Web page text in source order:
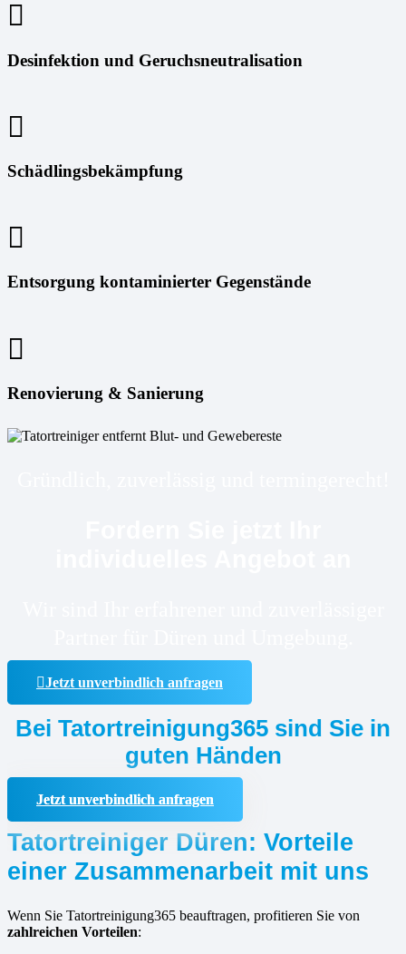
Desinfektion und Geruchsneutralisation
Schädlingsbekämpfung
Entsorgung kontaminierter Gegenstände
Renovierung & Sanierung
Jetzt unverbindlich anfragen
Bei Tatortreinigung365 sind Sie in
guten Händen
Jetzt unverbindlich anfragen
Tatortreiniger Düren: Vorteile
einer Zusammenarbeit mit uns
Wenn Sie Tatortreinigung365 beauftragen, profitieren Sie von
zahlreichen Vorteilen: